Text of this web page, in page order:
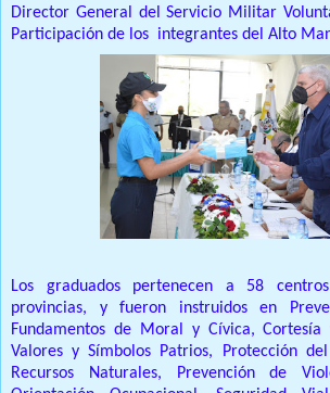
Director General del Servicio Militar
Participación de los integrantes del Alto
Los graduados pertenecen a 58
provincias, y fueron instruidos en
Fundamentos de Moral y Cívica,
Valores y Símbolos Patrios, Protección
Recursos Naturales, Prevención de